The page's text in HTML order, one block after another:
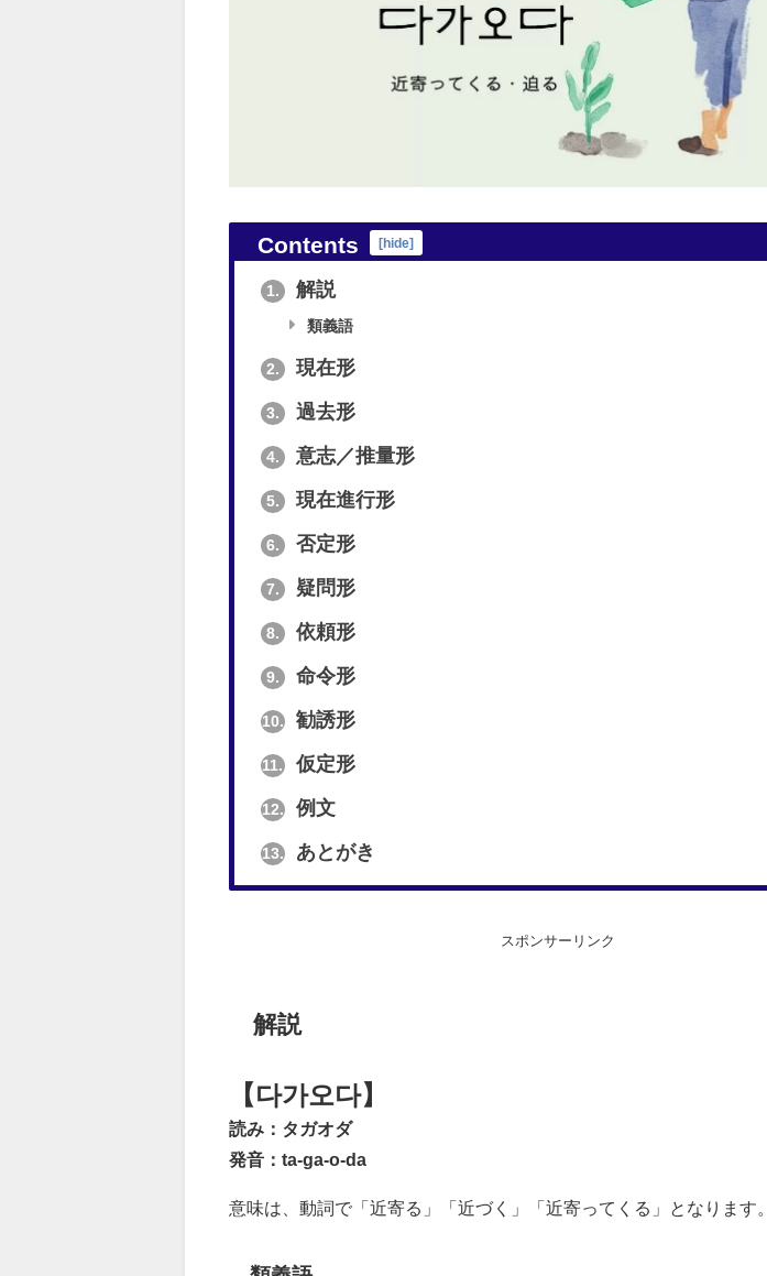
Contents [hide]
1. 解説
類義語
2. 現在形
3. 過去形
4. 意志／推量形
5. 現在進行形
6. 否定形
7. 疑問形
8. 依頼形
9. 命令形
10. 勧誘形
11. 仮定形
12. 例文
13. あとがき
スポンサーリンク
解説
【다가오다】
読み：タガオダ
発音：ta-ga-o-da
意味は、動詞で「近寄る」「近づく」「近寄ってくる」となります。